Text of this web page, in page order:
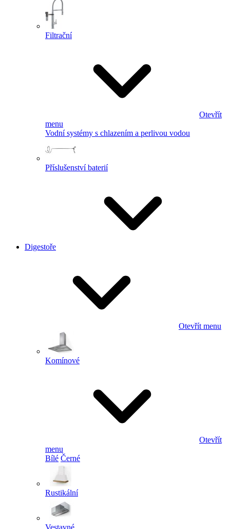
Filtrační
Otevřít
menu
Vodní systémy s chlazením a perlivou vodou
Příslušenství baterií
Digestoře
Otevřít menu
Komínové
Otevřít
menu
Bílé Černé
Rustikální
Vestavné